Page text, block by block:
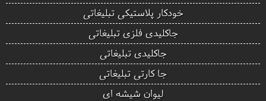
خودکار پلاستیکی تبلیغاتی
جاکلیدی فلزی تبلیغاتی
جاکلیدی تبلیغاتی
جا کارتی تبلیغاتی
لیوان شیشه ای